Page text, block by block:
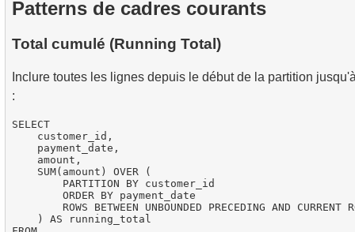
Patterns de cadres courants
Total cumulé (Running Total)
Inclure toutes les lignes depuis le début de la partition
:
SELECT
    customer_id,
    payment_date,
    amount,
    SUM(amount) OVER (
        PARTITION BY customer_id
        ORDER BY payment_date
ROWS BETWEEN UNBOUNDED PRECEDING AND CURRENT
    ) AS running_total